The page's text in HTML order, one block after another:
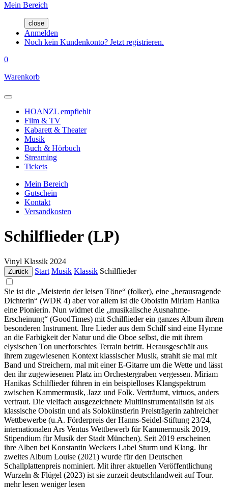
Mein Bereich
close
Anmelden
Noch kein Kundenkonto? Jetzt registrieren.
0
Warenkorb
HOANZL empfiehlt
Film & TV
Kabarett & Theater
Musik
Buch & Hörbuch
Streaming
Tickets
Mein Bereich
Gutschein
Kontakt
Versandkosten
Schilflieder (LP)
Vinyl Klassik 2024
Zurück Start Musik Klassik Schilflieder
Sie ist die „Meisterin der leisen Töne“ (folker), eine „herausragende
Dichterin“ (WDR 4) aber vor allem ist die Oboistin Miriam Hanika
eine Pionierin. Nun widmet die „musikalische Ausnahme-
Erscheinung“ (GoodTimes) mit Schilflieder ein ganzes Album ihrem
besonderen Instrument. Ihre Lieder aus dem Schilf sind eine Hymne
an die Farbigkeit der Natur und die Oboe selbst, die mit ihrem
elysischen Ton unerforschtes Terrain betritt. Herausgeschält aus
ihrem zugewiesenen Kontext klassischer Musik, strahlt sie mal mit
Band und Streichern, mal mit einer E-Gitarre um die Wette und lässt
den ihr zugewiesenen Platz im Orchestergraben vergessen. Miriam
Hanikas Schilflieder führen in ein beispielloses Klangspektrum
zwischen Kammermusik, Jazz und Folk. Verträumt, virtuos, anders
vertraut. Die vielfach ausgezeichnete Multiinstrumentalistin ist als
klassische Oboistin und als Solokünstlerin Preisträgerin zahlreicher
Wettbewerbe (u.A. Förderpreis der Hanns-Seidel-Stiftung 23/24,
internationalen Ars Ventus Wettbewerb für Kammermusik 2019,
Stipendium für Musik der Stadt München). Seit 2019 erscheinen
ihre Alben bei Konstantin Weckers Label Sturm und Klang. Ihr
zweites Album Louise (2021) wurde für den Deutschen
Schallplattenpreis nominiert. Mit ihrer aktuellen Veröffentlichung
Wurzeln & Flügel (2023) ist sie zurzeit deutschlandweit auf Tour.
mehr lesen weniger lesen